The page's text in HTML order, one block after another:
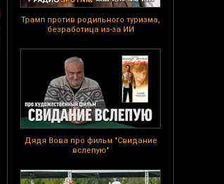
Трамп против родильного туризма,
безработица из-за ИИ
Дядя Вова про фильм "Свидание
вслепую"